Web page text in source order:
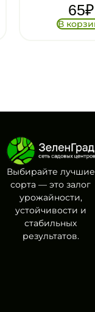
65₽
В корзину
Выбирайте лучшие
сорта — это залог
урожайности,
устойчивости и
стабильных
результатов.